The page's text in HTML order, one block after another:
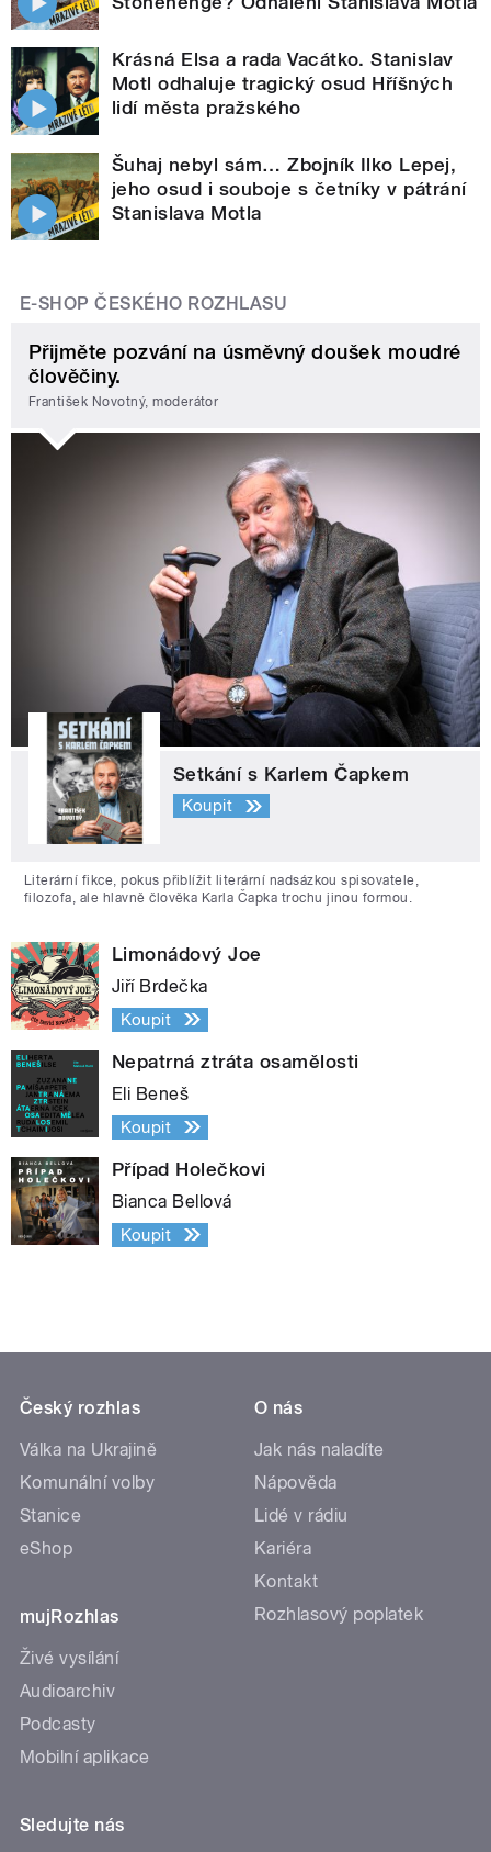
Krásná Elsa a rada Vacátko. Stanislav
Motl odhaluje tragický osud Hříšných
lidí města pražského
Šuhaj nebyl sám… Zbojník Ilko Lepej,
jeho osud i souboje s četníky v pátrání
Stanislava Motla
E-SHOP ČESKÉHO ROZHLASU
Přijměte pozvání na úsměvný doušek moudré
člověčiny.
František Novotný, moderátor
Setkání s Karlem Čapkem
Koupit
Literární fikce, pokus přiblížit literární nadsázkou spisovatele,
filozofa, ale hlavně člověka Karla Čapka trochu jinou formou.
Limonádový Joe
Jiří Brdečka
Koupit
Nepatrná ztráta osamělosti
Eli Beneš
Koupit
Případ Holečkovi
Bianca Bellová
Koupit
Český rozhlas
Válka na Ukrajině
Komunální volby
Stanice
eShop
mujRozhlas
Živé vysílání
Audioarchiv
Podcasty
Mobilní aplikace
O nás
Jak nás naladíte
Nápověda
Lidé v rádiu
Kariéra
Kontakt
Rozhlasový poplatek
Sledujte nás